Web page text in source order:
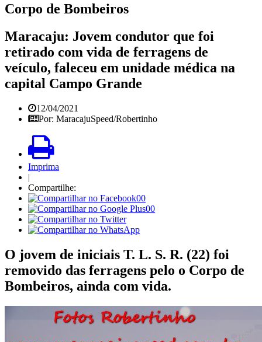
Corpo de Bombeiros
Maracaju: Jovem condutor que foi
retirado com vida de ferragens de
veículo, faleceu em unidade médica na
capital Campo Grande
12/04/2021
Por: MaracajuSpeed/Robertinho
Imprima
|
Compartilhe:
00
00
O jovem de iniciais T. L. S. R. (22) foi
removido das ferragens pelo o Corpo de
Bombeiros, ainda com vida.